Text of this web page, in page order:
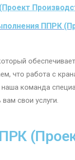
ППРК
что работа с
наша команда
свои услуги.